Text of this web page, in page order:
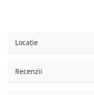
Locație
Recenzii